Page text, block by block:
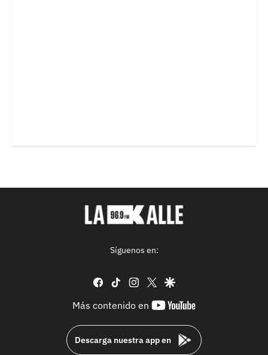
Síguenos en:
facebook
tiktok instagram
twittergoogle
Más contenido en
youtube-
Descarga nuestra app en